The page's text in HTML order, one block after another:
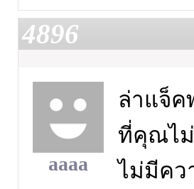
4896
aaaa
ล่าแจ็ค
ที่คุณไม่
ไม่มีคว